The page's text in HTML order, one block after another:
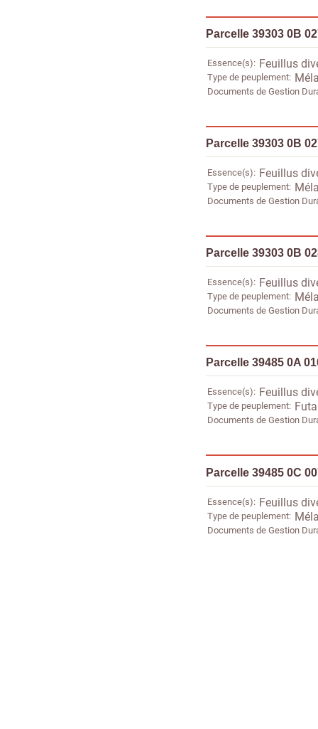
Parcelle 39303 0B
Essence(s) Feuillus
Type de peuplement
Documents de Gestion
Parcelle 39303 0B
Essence(s) Feuillus
Type de peuplement
Documents de Gestion
Parcelle 39303 0B
Essence(s) Feuillus
Type de peuplement
Documents de Gestion
Parcelle 39485 0A
Essence(s) Feuillus
Type de peuplement
Documents de Gestion
Parcelle 39485 0C
Essence(s) Feuillus
Type de peuplement
Documents de Gestion